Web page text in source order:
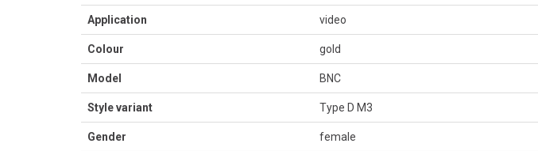
Application video
Colour gold
Model BNC
Style variant Type D M3
Gender female